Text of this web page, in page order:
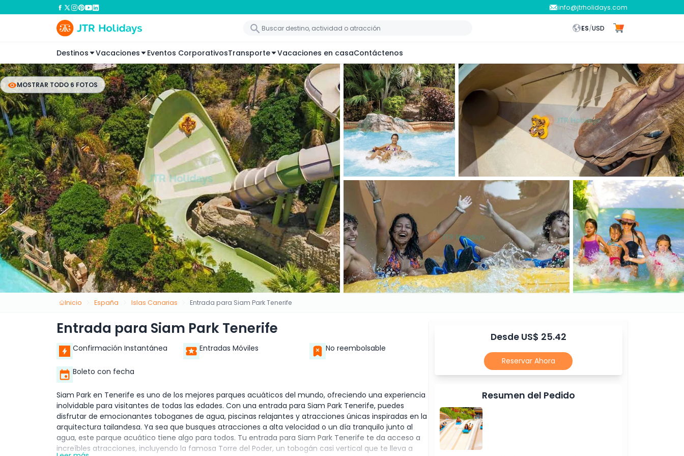
info@jtrholidays.com
ES/USD
Destinos Vacaciones Eventos CorporativosTransporte Vacaciones en casaContáctenos
MOSTRAR TODO 6 FOTOS
Inicio España Islas Canarias Entrada para Siam Park Tenerife
Entrada para Siam Park Tenerife
Confirmación Instantánea Entradas Móviles No reembolsable
Boleto con fecha
Siam Park en Tenerife es uno de los mejores parques acuáticos del mundo, ofreciendo una experiencia
inolvidable para visitantes de todas las edades. Con una entrada para Siam Park Tenerife, puedes
disfrutar de emocionantes toboganes de agua, piscinas relajantes y atracciones únicas inspiradas en la
arquitectura tailandesa. Ya sea que busques atracciones a alta velocidad o un día tranquilo junto al
agua, este parque acuático tiene algo para todos. Tu entrada para Siam Park Tenerife te da acceso a
increíbles atracciones, incluyendo la famosa Torre del Poder, un tobogán casi vertical que te lleva a
Desde US$ 25.42
Reservar Ahora
Resumen del Pedido